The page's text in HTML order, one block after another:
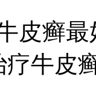
皮癣
疗牛皮